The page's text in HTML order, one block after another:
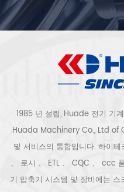
1985 년 설립, Huade 전기 기
Huada Machinery Co., Ltd of
및 서비스의 통합입니다. 하이
、 로시 、 ETL 、 CQC 、 ccc
기 압축기 시스템 및 장비에는